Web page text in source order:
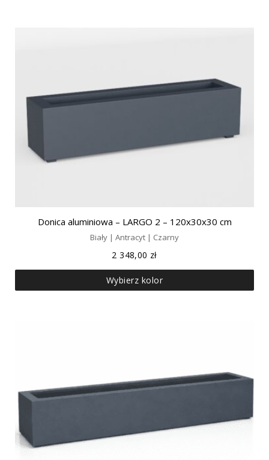
Donica aluminiowa – LARGO 2 – 120x30x30 cm
Biały | Antracyt | Czarny
2 348,00 zł
Wybierz kolor